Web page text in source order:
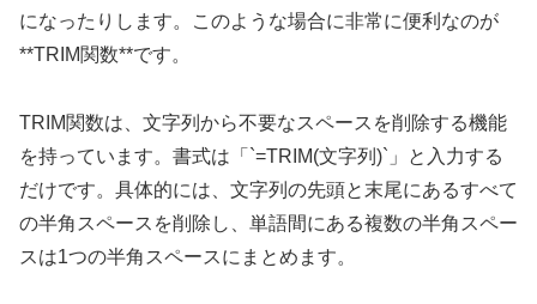
になったりします。このような場合に非常に便利なのが
**TRIM関数**です。
TRIM関数は、文字列から不要なスペースを削除する機能
を持っています。書式は「`=TRIM(文字列)`」と入力する
だけです。具体的には、文字列の先頭と末尾にあるすべて
の半角スペースを削除し、単語間にある複数の半角スペー
スは1つの半角スペースにまとめます。